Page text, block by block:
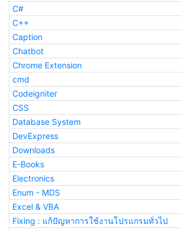
C#
C++
Caption
Chatbot
Chrome Extension
cmd
Codeigniter
CSS
Database System
DevExpress
Downloads
E-Books
Electronics
Enum - MDS
Excel & VBA
Fixing : แก้ปัญหาการใช้งานโปรแกรมทั่วไป